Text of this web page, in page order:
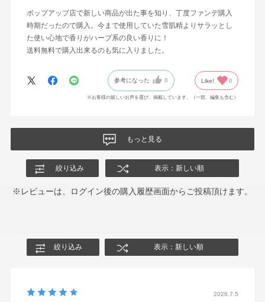
ポップアップ店で新しい商品が出た事を知り、丁度ファンデ購入
時期だったので購入。今まで使用していた雪肌精よりサラッとし
た使い心地で香りがハーブ系の良い香りに！
送料無料で購入出来るのも気に入りました。
参考になった 0 Like! 0
※お客様の嬉しいお声を選び、掲載しています。（一部、編集も含む）
もっと見る
絞り込み 表示：新しい順
※レビューは、ログイン後の購入履歴画面からご投稿頂けます。
絞り込み 表示：新しい順
2026.7.5